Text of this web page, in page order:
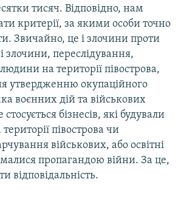
тисяч. Відповідно, нам
критерії, за якими особи точно
Звичайно, це і злочини проти
злочини, переслідування,
на території півострова,
утвердженню окупаційного
воєнних дій та військових
бізнесів, які будували
півострова чи
військових, або освітні
пропагандою війни. За це,
відповідальність.